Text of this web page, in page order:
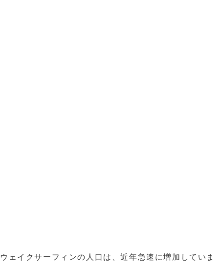
ウェイクサーフィンの人口は、近年急速に増加していま